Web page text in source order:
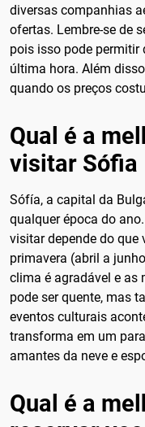
diversas companhias
ofertas. Lembre-se de
pois isso pode permitir
última hora. Além
quando os preços
Qual é a
visitar Sófia
Sófía, a capital da
qualquer época do
visitar depende do que
primavera (abril a
clima é agradável e as
pode ser quente, mas
eventos culturais
transforma em um
amantes da neve e
Qual é a